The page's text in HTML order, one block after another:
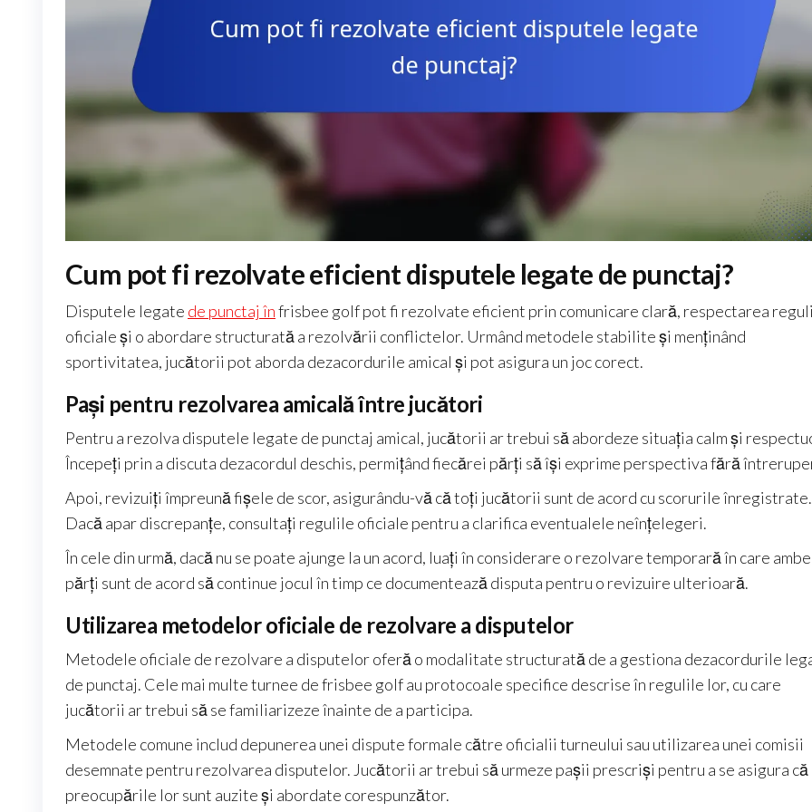
Cum pot fi rezolvate eficient disputele legate de punctaj?
Disputele legate de punctaj înfrisbee golf pot fi rezolvate eficient prin comunicare clară, respectarea
oficiale și o abordare structurată a rezolvării conflictelor. Urmând metodele stabilite și menținând
sportivitatea, jucătorii pot aborda dezacordurile amical și pot asigura un joc corect.
Pași pentru rezolvarea amicală între jucători
Pentru a rezolva disputele legate de punctaj amical, jucătorii ar trebui să abordeze situația calm și
Începeți prin a discuta dezacordul deschis, permițând fiecărei părți să își exprime perspectiva fără
Apoi, revizuiți împreună fișele de scor, asigurându-vă că toți jucătorii sunt de acord cu scorurile înregistrate.
Dacă apar discrepanțe, consultați regulile oficiale pentru a clarifica eventualele neînțelegeri.
În cele din urmă, dacă nu se poate ajunge la un acord, luați în considerare o rezolvare temporară în care
părți sunt de acord să continue jocul în timp ce documentează disputa pentru o revizuire ulterioară.
Utilizarea metodelor oficiale de rezolvare a disputelor
Metodele oficiale de rezolvare a disputelor oferă o modalitate structurată de a gestiona dezacordurile
de punctaj. Cele mai multe turnee de frisbee golf au protocoale specifice descrise în regulile lor, cu care
jucătorii ar trebui să se familiarizeze înainte de a participa.
Metodele comune includ depunerea unei dispute formale către oficialii turneului sau utilizarea unei comisii
desemnate pentru rezolvarea disputelor. Jucătorii ar trebui să urmeze pașii prescriși pentru a se asigura că
preocupările lor sunt auzite și abordate corespunzător.